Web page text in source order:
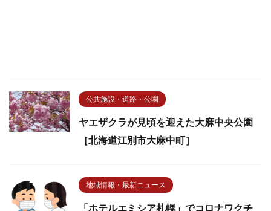
公共施設・道路・公園
ヤエザクラが見頃を迎えた大麻中央公園
［北海道江別市大麻中町］
地域情報・最新ニュース
「ホテルエミシア札幌」でコロナワクチ